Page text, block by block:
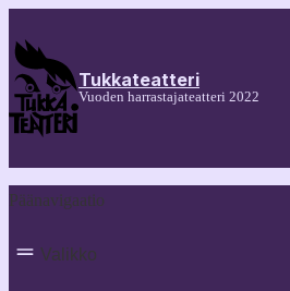
Tukkateatteri
Vuoden harrastajateatteri 2022
Päänavigaatio
Valikko